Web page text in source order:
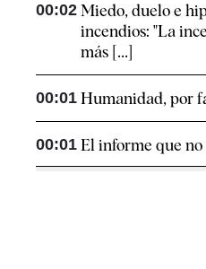
00:02 Miedo, duelo e
incendios: "La
más [...]
00:01 Humanidad, por
00:01 El informe que no